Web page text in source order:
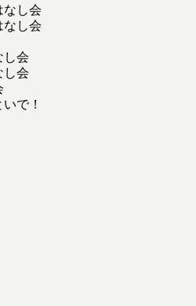
なし会
なし会
し会
し会
で！